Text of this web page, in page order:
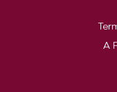
A